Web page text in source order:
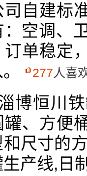
司自建标
：空调、
订单稳定
277人喜
博恒川
罐、方便
尺寸的
产线,日